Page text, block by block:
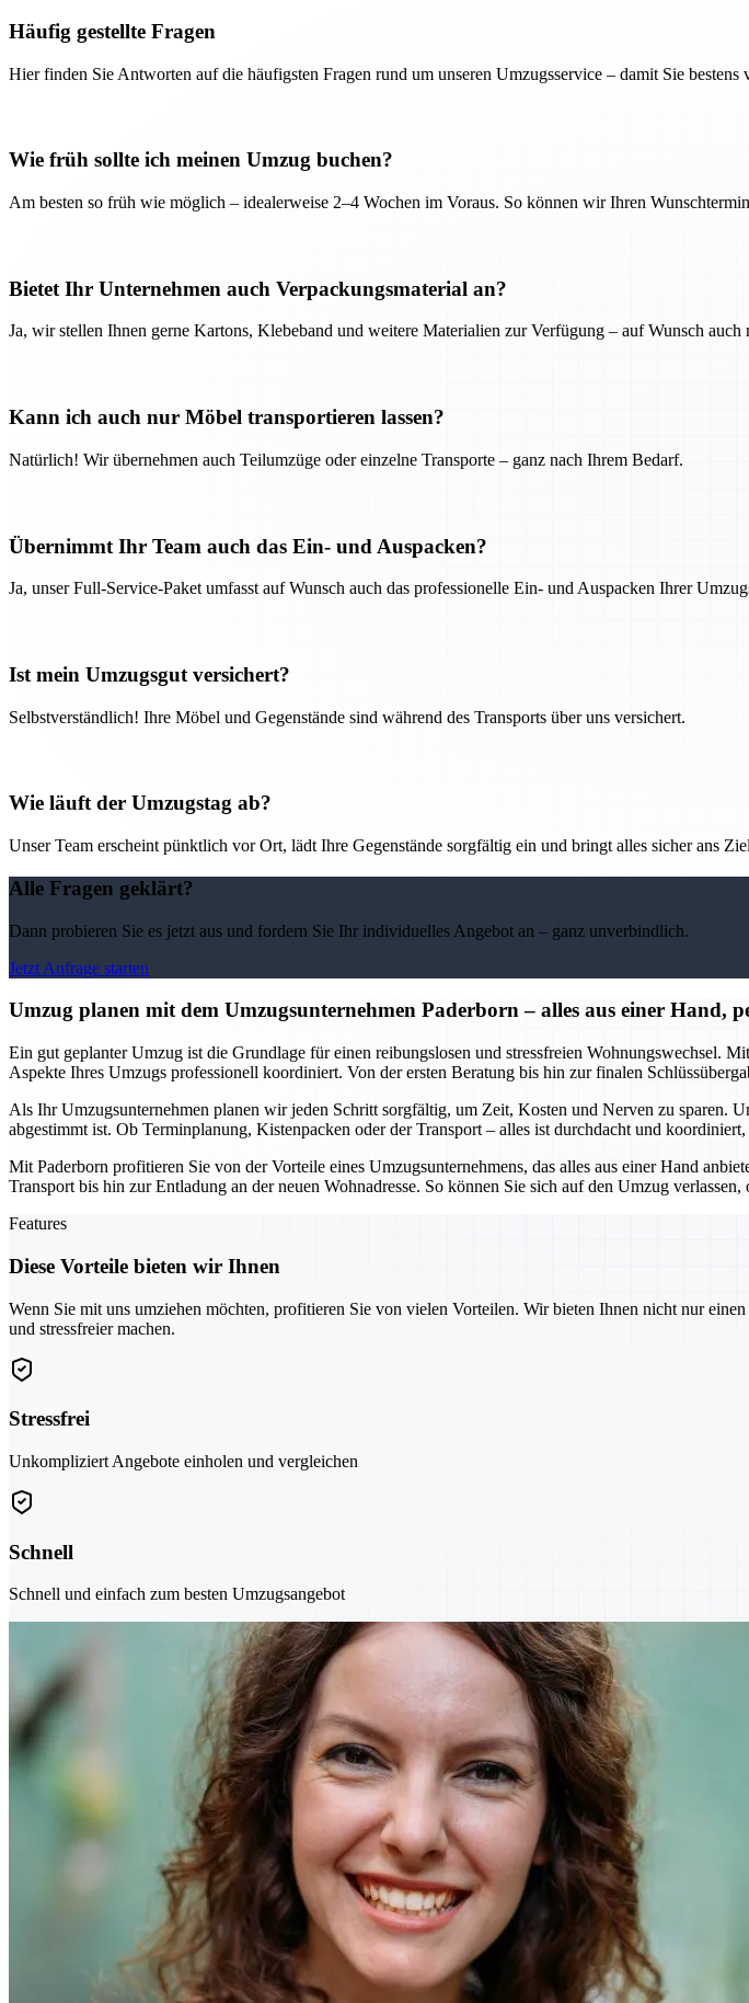
Häufig gestellte Fragen
Hier finden Sie Antworten auf die häufigsten Fragen rund um unseren Umzugsservice – damit Sie bestens
Wie früh sollte ich meinen Umzug buchen?
Am besten so früh wie möglich – idealerweise 2–4 Wochen im Voraus. So können wir Ihren
Bietet Ihr Unternehmen auch Verpackungsmaterial an?
Ja, wir stellen Ihnen gerne Kartons, Klebeband und weitere Materialien zur Verfügung – auf Wunsch auch
Kann ich auch nur Möbel transportieren lassen?
Natürlich! Wir übernehmen auch Teilumzüge oder einzelne Transporte – ganz nach Ihrem Bedarf.
Übernimmt Ihr Team auch das Ein- und Auspacken?
Ja, unser Full-Service-Paket umfasst auf Wunsch auch das professionelle Ein- und Auspacken Ihrer
Ist mein Umzugsgut versichert?
Selbstverständlich! Ihre Möbel und Gegenstände sind während des Transports über uns versichert.
Wie läuft der Umzugstag ab?
Unser Team erscheint pünktlich vor Ort, lädt Ihre Gegenstände sorgfältig ein und bringt alles sicher ans
Alle Fragen geklärt?
Dann probieren Sie es jetzt aus und fordern Sie Ihr individuelles Angebot an – ganz unverbindlich.
Jetzt Anfrage starten
Umzug planen mit dem Umzugsunternehmen Paderborn – alles aus einer Hand,
Ein gut geplanter Umzug ist die Grundlage für einen reibungslosen und stressfreien Wohnungswechsel.
Aspekte Ihres Umzugs professionell koordiniert. Von der ersten Beratung bis hin zur finalen
Als Ihr Umzugsunternehmen planen wir jeden Schritt sorgfältig, um Zeit, Kosten und Nerven zu sparen.
abgestimmt ist. Ob Terminplanung, Kistenpacken oder der Transport – alles ist durchdacht und
Mit Paderborn profitieren Sie von der Vorteile eines Umzugsunternehmens, das alles aus einer Hand
Transport bis hin zur Entladung an der neuen Wohnadresse. So können Sie sich auf den Umzug
Features
Diese Vorteile bieten wir Ihnen
Wenn Sie mit uns umziehen möchten, profitieren Sie von vielen Vorteilen. Wir bieten Ihnen nicht nur
und stressfreier machen.
Stressfrei
Unkompliziert Angebote einholen und vergleichen
Schnell
Schnell und einfach zum besten Umzugsangebot